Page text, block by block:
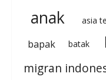
anak asia
bapak batak
migran